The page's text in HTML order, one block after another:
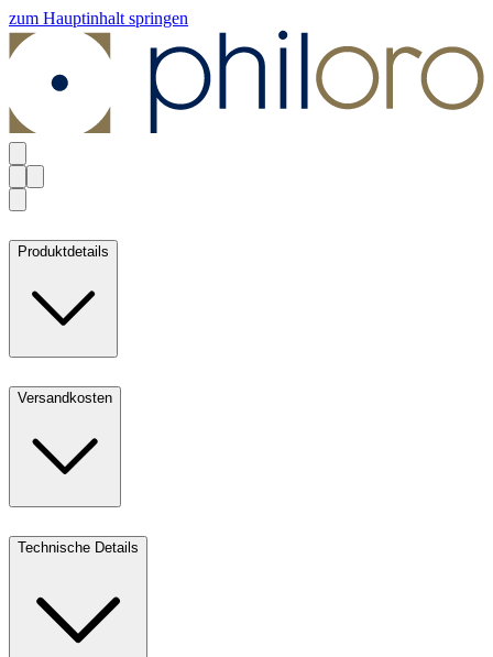
zum Hauptinhalt springen
Produktdetails
Versandkosten
Technische Details